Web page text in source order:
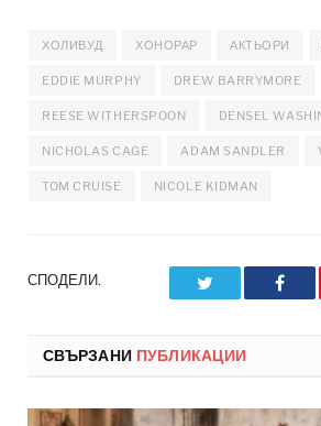
ХОЛИВУД ХОНОРАР АКТЬОРИ
EDDIE MURPHY DREW BARRYMORE
REESE WITHERSPOON DENSEL
NICHOLAS CAGE ADAM SANDLER
TOM CRUISE NICOLE KIDMAN
СПОДЕЛИ.
СВЪРЗАНИ ПУБЛИКАЦИИ